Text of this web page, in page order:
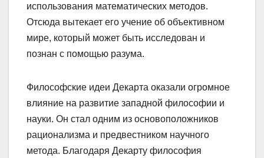
использования математических методов.
Отсюда вытекает его учение об объективном
мире, который может быть исследован и
познан с помощью разума.
Философские идеи Декарта оказали огромное
влияние на развитие западной философии и
науки. Он стал одним из основоположников
рационализма и предвестником научного
метода. Благодаря Декарту философия